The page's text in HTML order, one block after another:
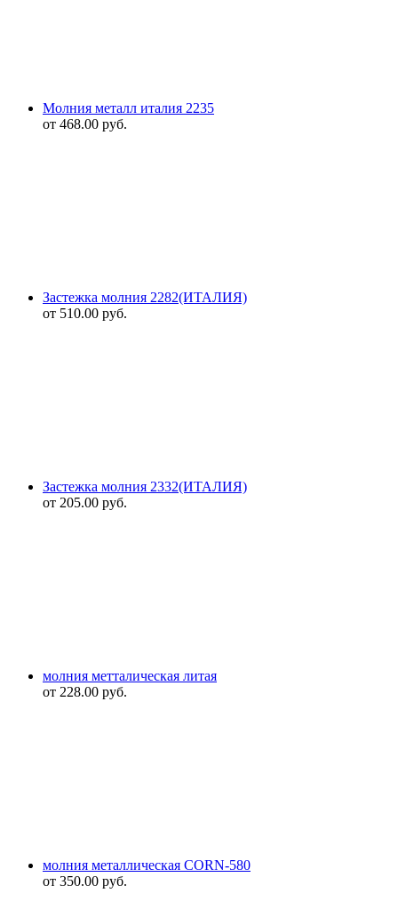
Молния металл италия 2235
от 468.00 руб.
Застежка молния 2282(ИТАЛИЯ)
от 510.00 руб.
Застежка молния 2332(ИТАЛИЯ)
от 205.00 руб.
молния метталическая литая
от 228.00 руб.
молния металлическая CORN-580
от 350.00 руб.